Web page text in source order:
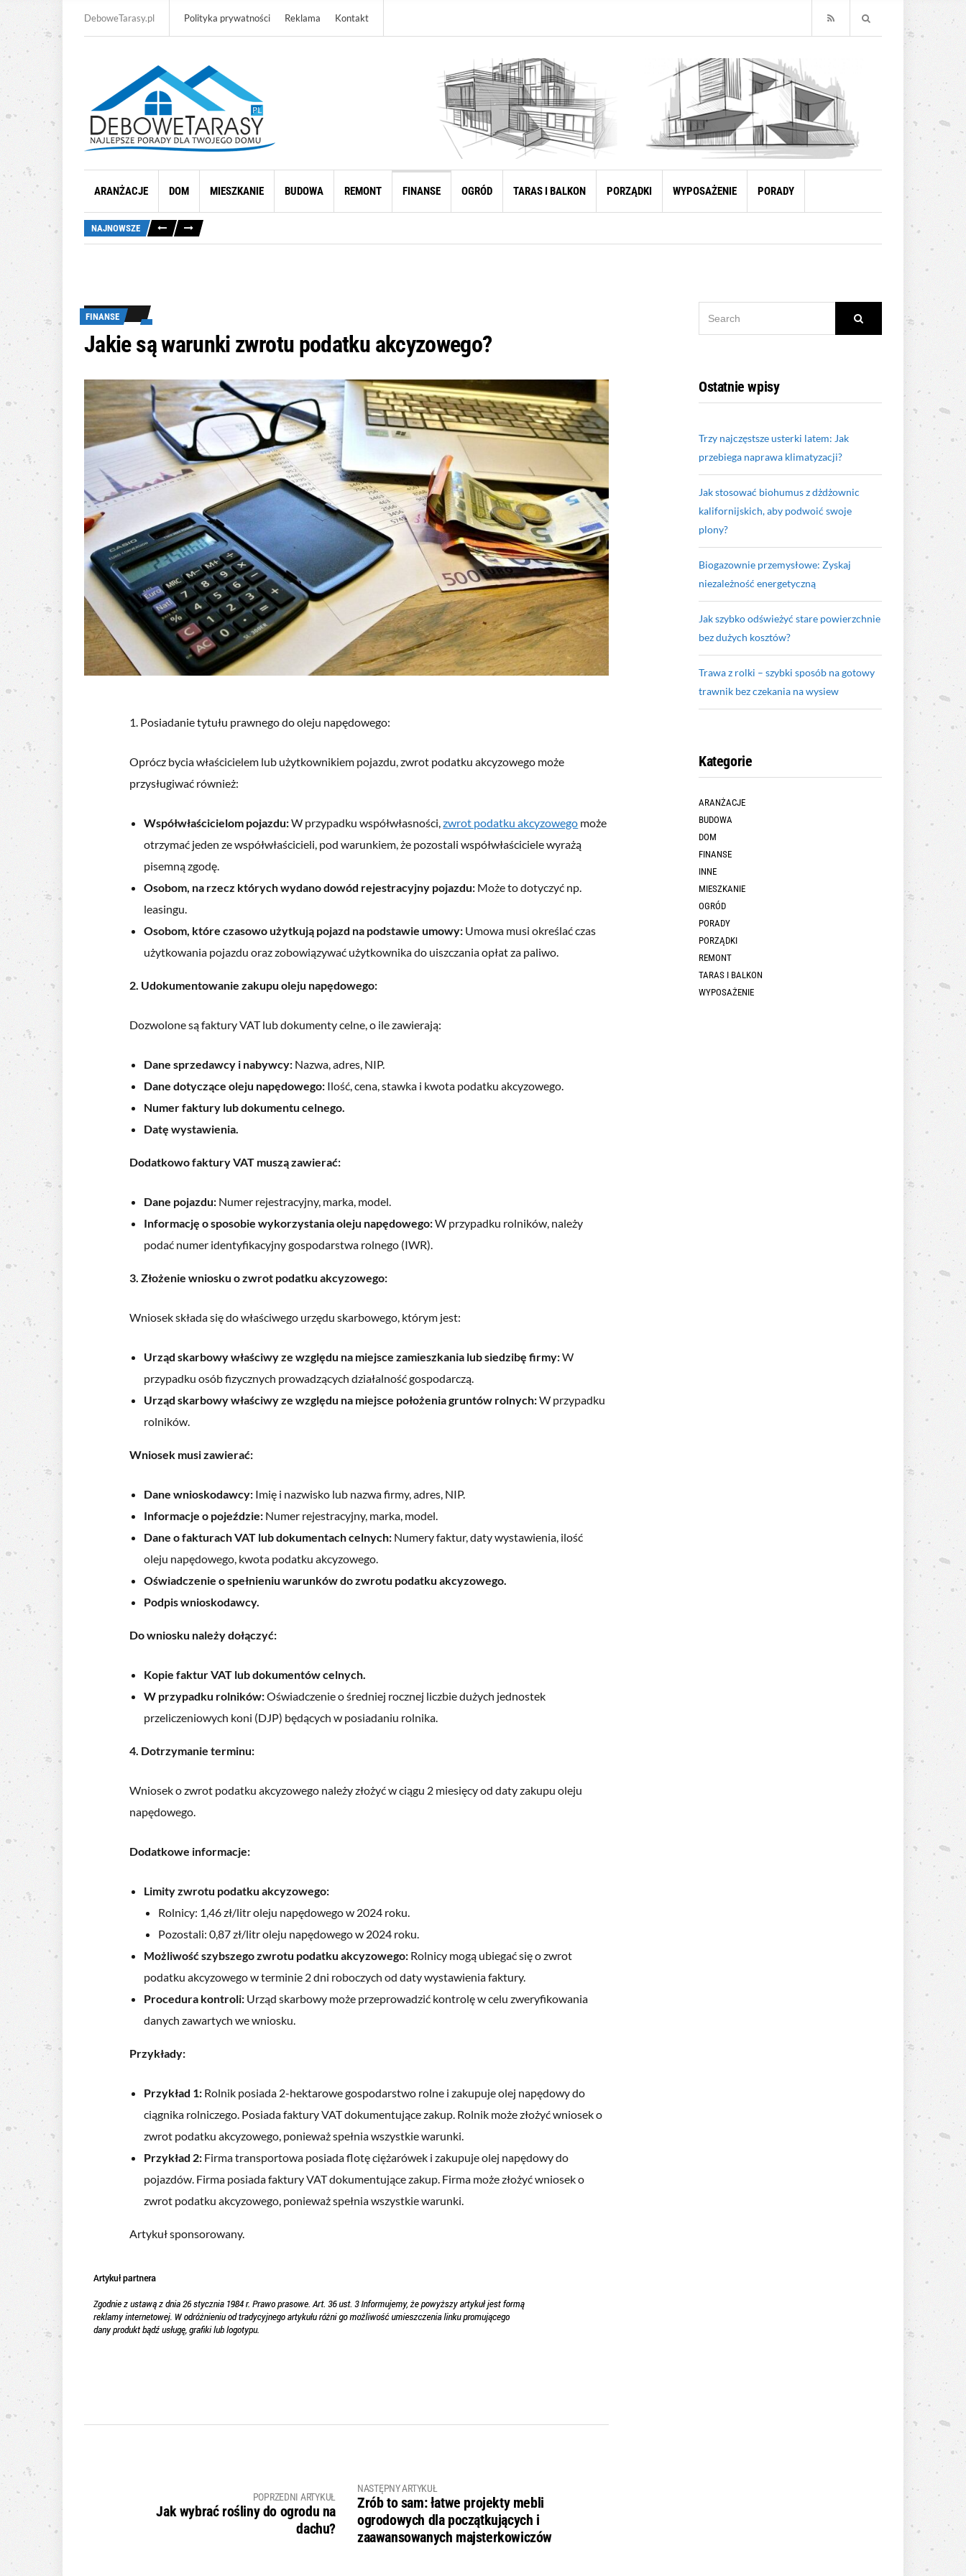
DeboweTarasy.pl Polityka prywatności Reklama Kontakt
ARANŻACJE DOM MIESZKANIE BUDOWA REMONT FINANSE OGRÓD TARAS I BALKON PORZĄDKI WYPOSAŻENIE PORADY
NAJNOWSZE
FINANSE
Jakie są warunki zwrotu podatku akcyzowego?
1. Posiadanie tytułu prawnego do oleju napędowego:
Oprócz bycia właścicielem lub użytkownikiem pojazdu, zwrot podatku akcyzowego może
przysługiwać również:
Współwłaścicielom pojazdu:W przypadku współwłasności,zwrot podatku akcyzowego może
otrzymać jeden ze współwłaścicieli, pod warunkiem, że pozostali współwłaściciele wyrażą
pisemną zgodę.
Osobom, na rzecz których wydano dowód rejestracyjny pojazdu: Może to dotyczyć np.
leasingu.
Osobom, które czasowo użytkują pojazd na podstawie umowy: Umowa musi określać czas
użytkowania pojazdu oraz zobowiązywać użytkownika do uiszczania opłat za paliwo.
2. Udokumentowanie zakupu oleju napędowego:
Dozwolone są faktury VAT lub dokumenty celne, o ile zawierają:
Dane sprzedawcy i nabywcy: Nazwa, adres, NIP.
Dane dotyczące oleju napędowego: Ilość, cena, stawka i kwota podatku akcyzowego.
Numer faktury lub dokumentu celnego.
Datę wystawienia.
Dodatkowo faktury VAT muszą zawierać:
Dane pojazdu: Numer rejestracyjny, marka, model.
Informację o sposobie wykorzystania oleju napędowego:W przypadku rolników, należy
podać numer identyfikacyjny gospodarstwa rolnego (IWR).
3. Złożenie wniosku o zwrot podatku akcyzowego:
Wniosek składa się do właściwego urzędu skarbowego, którym jest:
Urząd skarbowy właściwy ze względu na miejsce zamieszkania lub siedzibę firmy:W
przypadku osób fizycznych prowadzących działalność gospodarczą.
Urząd skarbowy właściwy ze względu na miejsce położenia gruntów rolnych:W przypadku
rolników.
Wniosek musi zawierać:
Dane wnioskodawcy: Imię i nazwisko lub nazwa firmy, adres, NIP.
Informacje o pojeździe: Numer rejestracyjny, marka, model.
Dane o fakturach VAT lub dokumentach celnych: Numery faktur, daty wystawienia, ilość
oleju napędowego, kwota podatku akcyzowego.
Oświadczenie o spełnieniu warunków do zwrotu podatku akcyzowego.
Podpis wnioskodawcy.
Do wniosku należy dołączyć:
Kopie faktur VAT lub dokumentów celnych.
W przypadku rolników:Oświadczenie o średniej rocznej liczbie dużych jednostek
przeliczeniowych koni (DJP) będących w posiadaniu rolnika.
4. Dotrzymanie terminu:
Wniosek o zwrot podatku akcyzowego należy złożyć w ciągu 2 miesięcy od daty zakupu oleju
napędowego.
Dodatkowe informacje:
Limity zwrotu podatku akcyzowego:
Rolnicy: 1,46 zł/litr oleju napędowego w 2024 roku.
Pozostali: 0,87 zł/litr oleju napędowego w 2024 roku.
Możliwość szybszego zwrotu podatku akcyzowego: Rolnicy mogą ubiegać się o zwrot
podatku akcyzowego w terminie 2 dni roboczych od daty wystawienia faktury.
Procedura kontroli: Urząd skarbowy może przeprowadzić kontrolę w celu zweryfikowania
danych zawartych we wniosku.
Przykłady:
Przykład 1: Rolnik posiada 2-hektarowe gospodarstwo rolne i zakupuje olej napędowy do
ciągnika rolniczego. Posiada faktury VAT dokumentujące zakup. Rolnik może złożyć wniosek o
zwrot podatku akcyzowego, ponieważ spełnia wszystkie warunki.
Przykład 2: Firma transportowa posiada flotę ciężarówek i zakupuje olej napędowy do
pojazdów. Firma posiada faktury VAT dokumentujące zakup. Firma może złożyć wniosek o
zwrot podatku akcyzowego, ponieważ spełnia wszystkie warunki.
Artykuł sponsorowany.
POPRZEDNI ARTYKUŁ
Jak wybrać rośliny do ogrodu na
dachu?
NASTĘPNY ARTYKUŁ
Zrób to sam: łatwe projekty mebli
ogrodowych dla początkujących i
zaawansowanych majsterkowiczów
Ostatnie wpisy
Trzy najczęstsze usterki latem: Jak
przebiega naprawa klimatyzacji?
Jak stosować biohumus z dżdżownic
kalifornijskich, aby podwoić swoje
plony?
Biogazownie przemysłowe: Zyskaj
niezależność energetyczną
Jak szybko odświeżyć stare powierzchnie
bez dużych kosztów?
Trawa z rolki – szybki sposób na gotowy
trawnik bez czekania na wysiew
Kategorie
ARANŻACJE
BUDOWA
DOM
FINANSE
INNE
MIESZKANIE
OGRÓD
PORADY
PORZĄDKI
REMONT
TARAS I BALKON
WYPOSAŻENIE